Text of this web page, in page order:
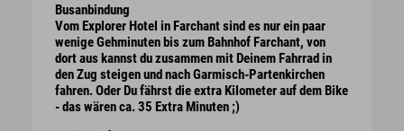
Busanbindung
Vom Explorer Hotel in Farchant sind es nur ein paar
wenige Gehminuten bis zum Bahnhof Farchant, von
dort aus kannst du zusammen mit Deinem Fahrrad in
den Zug steigen und nach Garmisch-Partenkirchen
fahren. Oder Du fährst die extra Kilometer auf dem Bike
- das wären ca. 35 Extra Minuten ;)